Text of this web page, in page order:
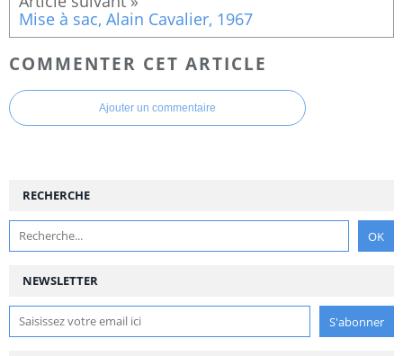
Mise à sac, Alain Cavalier, 1967
COMMENTER CET ARTICLE
Ajouter un commentaire
NEWSLETTER
RECHERCHE